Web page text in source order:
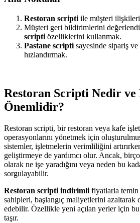
Restoran scripti ile müşteri
Müşteri geri bildirimlerini
scripti özelliklerini kullanmak.
Pastane scripti sayesinde sipariş
hızlandırmak.
Restoran Scripti Nedir ve
Önemlidir?
Restoran scripti, bir restoran veya kafe
operasyonlarını yönetmek için
sistemler, işletmelerin verimliliğini
geliştirmeye de yardımcı olur. Ancak,
olarak ne işe yaradığını veya neden bu
sorgulayabilir.
Restoran scripti indirimli fiyatlarla
sahipleri, başlangıç maliyetlerini azaltarak
edebilir. Özellikle yeni açılan yerler için
taşır.